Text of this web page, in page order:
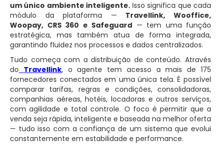
um único ambiente inteligente.Isso significa que cada
módulo da plataforma — Travellink, Wooffice,
Woopay, CRS 360 e Safeguard — tem uma função
estratégica, mas também atua de forma integrada,
garantindo fluidez nos processos e dados centralizados.
Tudo começa com a distribuição de conteúdo. Através
do Travellink, o agente tem acesso a mais de 175
fornecedores conectados em uma única tela. É possível
comparar tarifas, regras e condições, consolidadoras,
companhias aéreas, hotéis, locadoras e outros serviços,
com agilidade e total controle. O foco é permitir que a
venda seja rápida, inteligente e baseada na melhor oferta
— tudo isso com a confiança de um sistema que evolui
constantemente em estabilidade e performance.